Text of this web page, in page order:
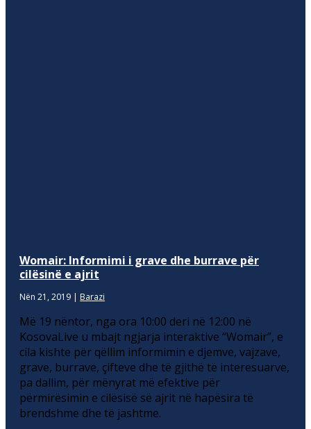
Womair: Informimi i grave dhe burrave për
cilësinë e ajrit
Nën 21, 2019 | Barazi
Më 19 nëntor, nga ora 10:00 deri në 12:00 në
KosovaLive u mbajt ngjarja interaktive “Womair”, e
cila kishte për qëllim informimin e djemve, vajzave,
grave, burrave, çifteve dhe të gjithë të interesuarve,
pa dallim, për mënyrat më efektive për
përmirësimin e cilësisë së ajrit në hapësira të
brendshme dhe të jashtme.